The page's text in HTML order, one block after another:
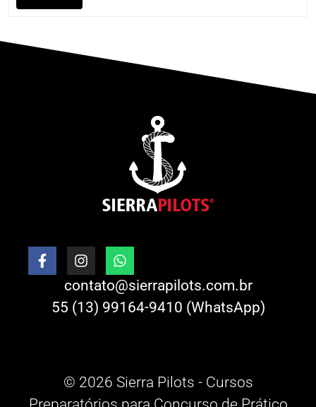
contato@sierrapilots.com.br
55 (13) 99164-9410 (WhatsApp)
© 2026 Sierra Pilots - Cursos